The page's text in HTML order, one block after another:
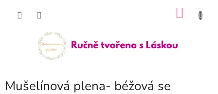
Mušelínová plena- béžová se